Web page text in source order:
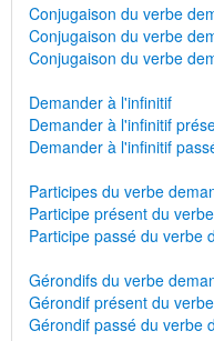
Conjugaison du verbe
Conjugaison du verbe
Conjugaison du verbe
Demander à l'infinitif
Demander à l'infinitif
Demander à l'infinitif
Participes du verbe
Participe présent du
Participe passé du verbe
Gérondifs du verbe
Gérondif présent du
Gérondif passé du verbe